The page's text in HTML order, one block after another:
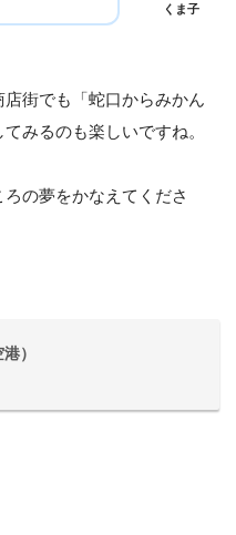
くま子
街でも「蛇口からみかん
みるのも楽しいですね。
の夢をかなえてくださ
）